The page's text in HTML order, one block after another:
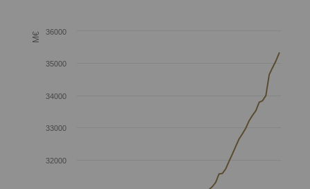
M€
32000
33000
34000
35000
36000